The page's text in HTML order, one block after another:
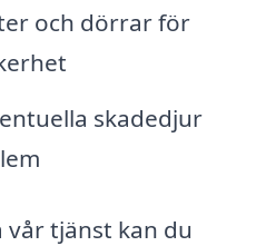
och dörrar för
skadedjur
tjänst kan du